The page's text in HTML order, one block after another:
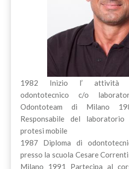
1982 Inizio l’ attività
odontotecnico c/o
Odontoteam di Milano
Responsabile del laboratorio
protesi mobile
1987 Diploma di
presso la scuola Cesare
Milano 1991 Partecipa al